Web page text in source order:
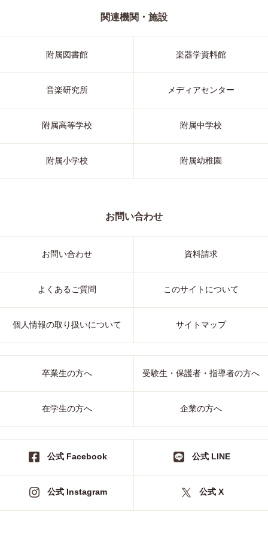
関連機関・施設
附属図書館 楽器学資料館
音楽研究所 メディアセンター
附属高等学校 附属中学校
附属小学校 附属幼稚園
お問い合わせ
お問い合わせ 資料請求
よくあるご質問 このサイトについて
個人情報の取り扱いについて サイトマップ
卒業生の方へ 受験生・保護者・指導者の方へ
在学生の方へ 企業の方へ
公式 Facebook 公式 LINE
公式 Instagram 公式 X